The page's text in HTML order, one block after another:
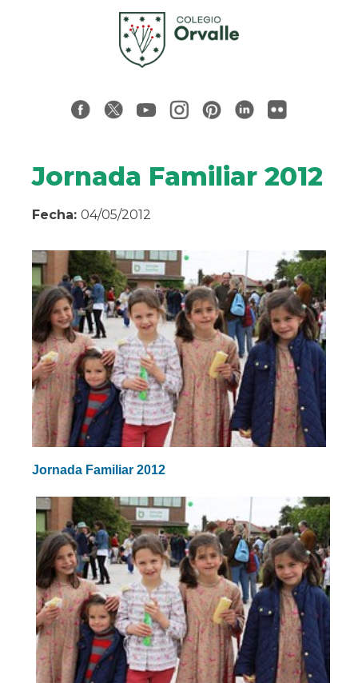
Jornada Familiar 2012
Fecha: 04/05/2012
Jornada Familiar 2012